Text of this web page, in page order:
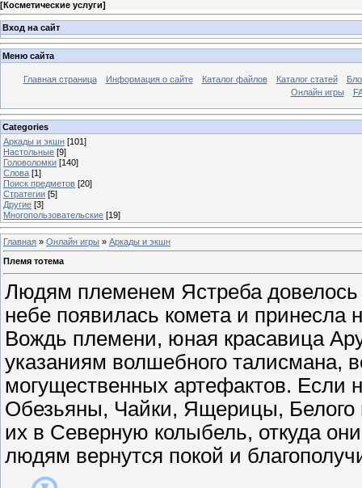
[Косметические услуги]
Вход на сайт
Меню сайта
Главная страница Информация о сайте Каталог файлов Каталог статей
Онлайн игры
Categories
Аркады и экшн [101]
Настольные [9]
Головоломки [140]
Слова [1]
Поиск предметов [20]
Стратегии [5]
Другие [3]
Многопользовательские [19]
Главная » Онлайн игры » Аркады и экшн
Племя тотема
Людям племенем Ястреба довелось
небе появилась комета и
Вождь племени, юная красавица
указаниям волшебного талисмана,
могущественных артефактов. Если
Обезьяны, Чайки, Ящерицы, Белого
их в Северную колыбель, откуда
людям вернутся покой и